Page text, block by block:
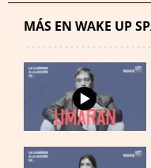
MÁS EN WAKE UP